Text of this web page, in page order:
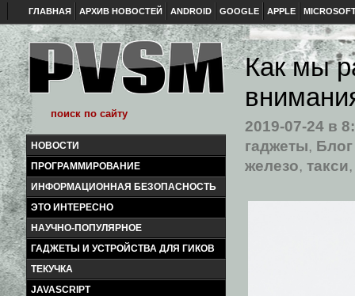
ГЛАВНАЯ АРХИВ НОВОСТЕЙ ANDROID GOOGLE APPLE
НОВОСТИ
ПРОГРАММИРОВАНИЕ
ИНФОРМАЦИОННАЯ БЕЗОПАСНОСТЬ
ЭТО ИНТЕРЕСНО
НАУЧНО-ПОПУЛЯРНОЕ
ГАДЖЕТЫ И УСТРОЙСТВА ДЛЯ ГИКОВ
ТЕКУЧКА
JAVASCRIPT
Как мы
2019-07-24 в
гаджеты,
железо, такси